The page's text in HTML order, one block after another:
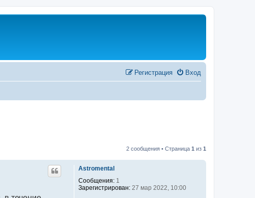
Вход
Регистрация
2 сообщения • Страница 1 из 1
Astromental
Сообщения:1
Зарегистрирован:27 мар 2022, 10:00